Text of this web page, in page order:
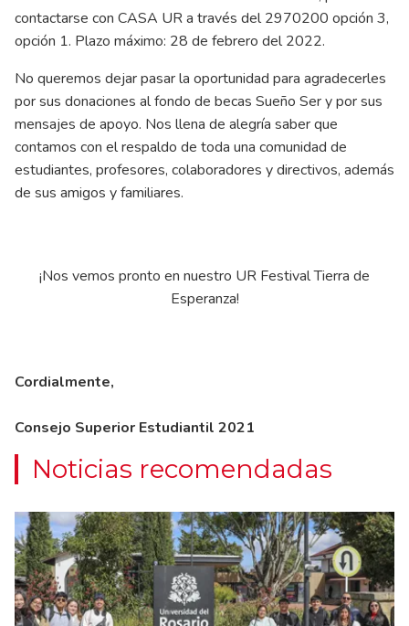
contactarse con CASA UR a través del 2970200 opción 3,
opción 1. Plazo máximo: 28 de febrero del 2022.
No queremos dejar pasar la oportunidad para agradecerles
por sus donaciones al fondo de becas Sueño Ser y por sus
mensajes de apoyo. Nos llena de alegría saber que
contamos con el respaldo de toda una comunidad de
estudiantes, profesores, colaboradores y directivos, además
de sus amigos y familiares.
¡Nos vemos pronto en nuestro UR Festival Tierra de
Esperanza!
Cordialmente,
Consejo Superior Estudiantil 2021
Noticias recomendadas